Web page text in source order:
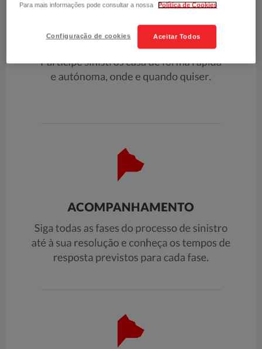
Para mais informações pode consultar a nossa Política de Cookies
Aceitar Todos
Configuração de cookies